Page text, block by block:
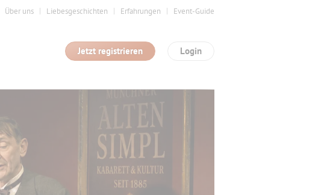
Über uns Liebesgeschichten Erfahrungen Event-Guide
Login
Jetzt registrieren